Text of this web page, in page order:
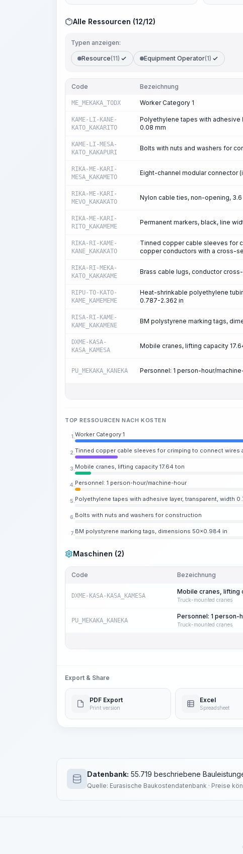
Alle Ressourcen (12/12)
Typen anzeigen:
Resource(11) Equipment Operator(1)
Code Bezeichnung
ME_MEKAKA_TODX Worker Category 1
KAME-LI-KANE-
KATO_KAKARITO
Polyethylene tapes with adhesive
0.08 mm
KAME-LI-MESA-
KATO_KAKAPURI
Bolts with nuts and washers for
RIKA-ME-KARI-
MESA_KAKAMETO
Eight-channel modular connector
RIKA-ME-KARI-
MEVO_KAKAKATO
Nylon cable ties, non-opening,
RIKA-ME-KARI-
RITO_KAKAMEME
Permanent markers, black, line
RIKA-RI-KAME-
KANE_KAKAKATO
Tinned copper cable sleeves for
copper conductors with a cross-
RIKA-RI-MEKA-
KATO_KAKAKAME
Brass cable lugs, conductor
RIPU-TO-KATO-
KAME_KAMEMEME
Heat-shrinkable polyethylene
0.787-2.362 in
RISA-RI-KAME-
KAME_KAKAMENE
BM polystyrene marking tags,
DXME-KASA-
KASA_KAMESA
Mobile cranes, lifting capacity
PU_MEKAKA_KANEKA Personnel: 1 person-hour/
TOP RESSOURCEN NACH KOSTEN
1. Worker Category 1
2. Tinned copper cable sleeves for crimping to connect wires
3. Mobile cranes, lifting capacity 17.64 ton
4. Personnel: 1 person-hour/machine-hour
5. Polyethylene tapes with adhesive layer, transparent, width
6. Bolts with nuts and washers for construction
7. BM polystyrene marking tags, dimensions 50x0.984 in
Maschinen (2)
Code Bezeichnung
DXME-KASA-KASA_KAMESA
Mobile cranes, lifting
Truck-mounted cranes
PU_MEKAKA_KANEKA
Personnel: 1 person-
Truck-mounted cranes
Export & Share
PDF Export
Print version
Excel
Spreadsheet
Datenbank: 55.719 beschriebene
Quelle: Eurasische Baukostendatenbank · Preise